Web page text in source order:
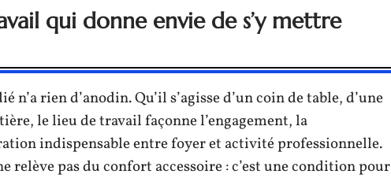
qui donne envie de s’y mettre
n’a rien d’anodin. Qu’il s’agisse d’un coin de table, d’une
le lieu de travail façonne l’engagement, la
indispensable entre foyer et activité professionnelle.
relève pas du confort accessoire : c’est une condition pour